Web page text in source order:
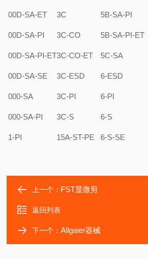
00D-SA-ET 3C 5B-SA-PI
00D-SA-PI 3C-CO 5B-SA-PI-ET
00D-SA-PI-ET3C-CO-ET 5C-SA
00D-SA-SE 3C-ESD 6-ESD
000-SA 3C-PI 6-PI
000-SA-PI 3C-S 6-S
1-PI 15A-ST-PE 6-S-SE
上一个： FST显微剪
返回列表
下一个：Allgaier器械